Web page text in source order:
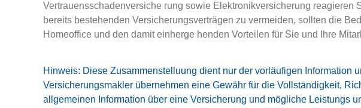
Vertrauensschadenversiche­ rung sowie Elektronikversicherung
bereits bestehenden Versicherungsverträgen zu vermeiden, sollten die
Homeoffice und den damit einherge­ henden Vorteilen für Sie und Ihre
Hinweis: Diese Zusammenstelluung dient nur der vorläufigen
Versicherungsmakler übernehmen eine Gewähr für die Voll­ständigkeit,
allgemeinen Information über eine Versicherung und mögliche Leistungs­